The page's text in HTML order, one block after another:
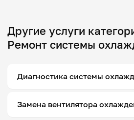
Другие услуги
Ремонт системы
Диагностика системы
Замена вентилятора